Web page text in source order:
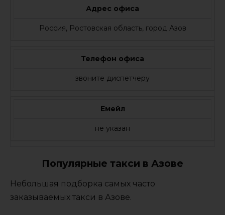
Адрес офиса
Россия, Ростовская область, город Азов
Телефон офиса
звоните диспетчеру
Емейл
не указан
Популярные такси в Азове
Небольшая подборка самых часто
заказываемых такси в Азове.